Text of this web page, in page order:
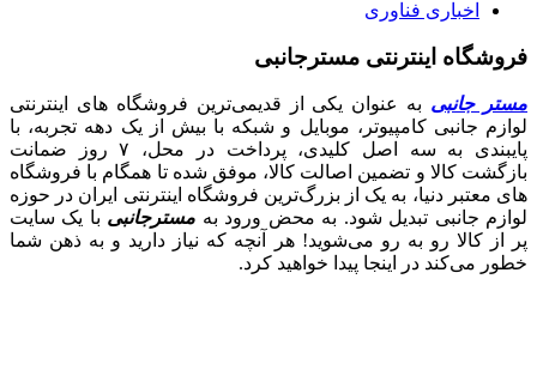
اخباری فناوری
فروشگاه اینترنتی مسترجانبی
مستر جانبی به عنوان یکی از قدیمی‌ترین فروشگاه های اینترنتی
لوازم جانبی کامپیوتر، موبایل و شبکه با بیش از یک دهه تجربه، با
پایبندی به سه اصل کلیدی، پرداخت در محل، ۷ روز ضمانت
بازگشت کالا و تضمین اصالت کالا، موفق شده تا همگام با فروشگاه‌
های معتبر دنیا، به یک از بزرگ‌ترین فروشگاه اینترنتی ایران در حوزه
لوازم جانبی تبدیل شود. به محض ورود به مسترجانبی با یک سایت
پر از کالا رو به رو می‌شوید! هر آنچه که نیاز دارید و به ذهن شما
خطور می‌کند در اینجا پیدا خواهید کرد.